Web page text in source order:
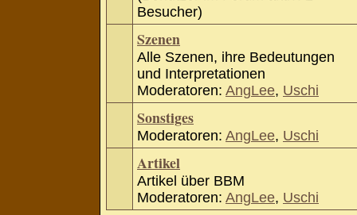
Besucher)
Szenen
Alle Szenen, ihre Bedeutungen
und Interpretationen
Moderatoren: AngLee, Uschi
Sonstiges
Moderatoren: AngLee, Uschi
Artikel
Artikel über BBM
Moderatoren: AngLee, Uschi